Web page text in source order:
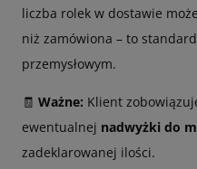
liczba rolek w dostawie
niż zamówiona – to
przemysłowym.
🧾 Ważne: Klient
ewentualnej nadwyżki do
zadeklarowanej ilości.